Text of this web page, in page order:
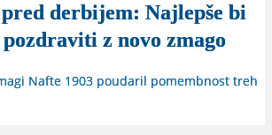
derbijem: Najlepše bi
z novo zmago
Nafte 1903 poudaril pomembnost treh